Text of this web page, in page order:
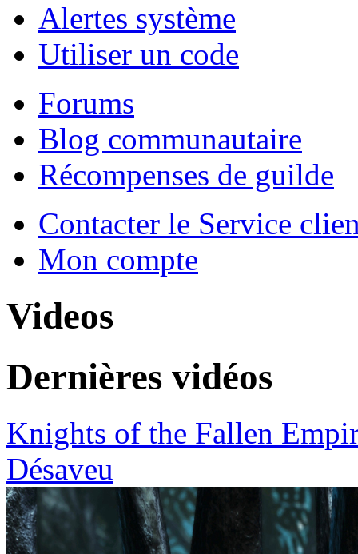
Alertes système
Utiliser un code
Forums
Blog communautaire
Récompenses de guilde
Contacter le Service
Mon compte
Videos
Dernières vidéos
Knights of the Fallen
Désaveu